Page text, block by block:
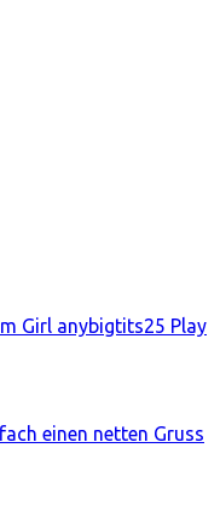
Girl anybigtits25 Play
einen netten Gruss